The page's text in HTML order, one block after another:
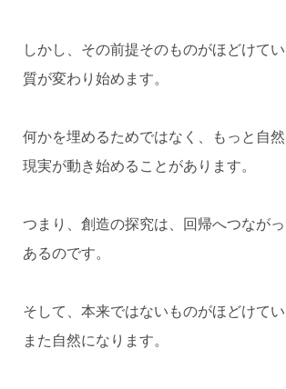
しかし、その前提そのものがほどけて
質が変わり始めます。
何かを埋めるためではなく、もっと自
現実が動き始めることがあります。
つまり、創造の探究は、回帰へつなが
あるのです。
そして、本来ではないものがほどけて
また自然になります。